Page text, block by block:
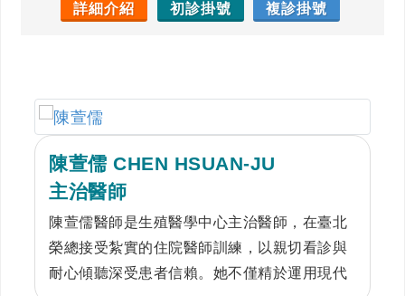
成生育的夢想。若同時合併許多婦科問題，也
詳細介紹 初診掛號 複診掛號
陳萱儒 CHEN HSUAN-JU
主治醫師
陳萱儒醫師是生殖醫學中心主治醫師，在臺北
榮總接受紮實的住院醫師訓練，以親切看診與
耐心傾聽深受患者信賴。她不僅精於運用現代